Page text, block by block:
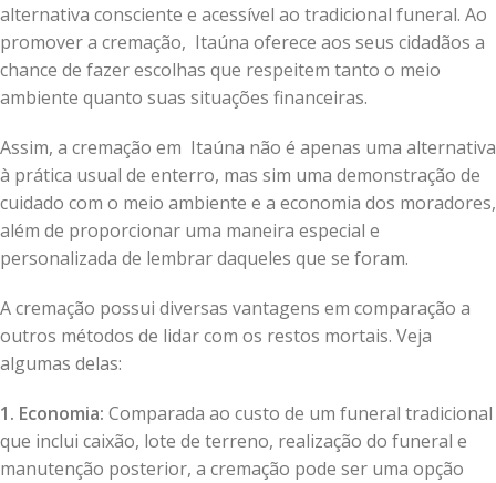
alternativa consciente e acessível ao tradicional funeral. Ao
promover a cremação, Itaúna oferece aos seus cidadãos a
chance de fazer escolhas que respeitem tanto o meio
ambiente quanto suas situações financeiras.
Assim, a cremação em Itaúna não é apenas uma alternativa
à prática usual de enterro, mas sim uma demonstração de
cuidado com o meio ambiente e a economia dos moradores,
além de proporcionar uma maneira especial e
personalizada de lembrar daqueles que se foram.
A cremação possui diversas vantagens em comparação a
outros métodos de lidar com os restos mortais. Veja
algumas delas:
1. Economia: Comparada ao custo de um funeral tradicional
que inclui caixão, lote de terreno, realização do funeral e
manutenção posterior, a cremação pode ser uma opção